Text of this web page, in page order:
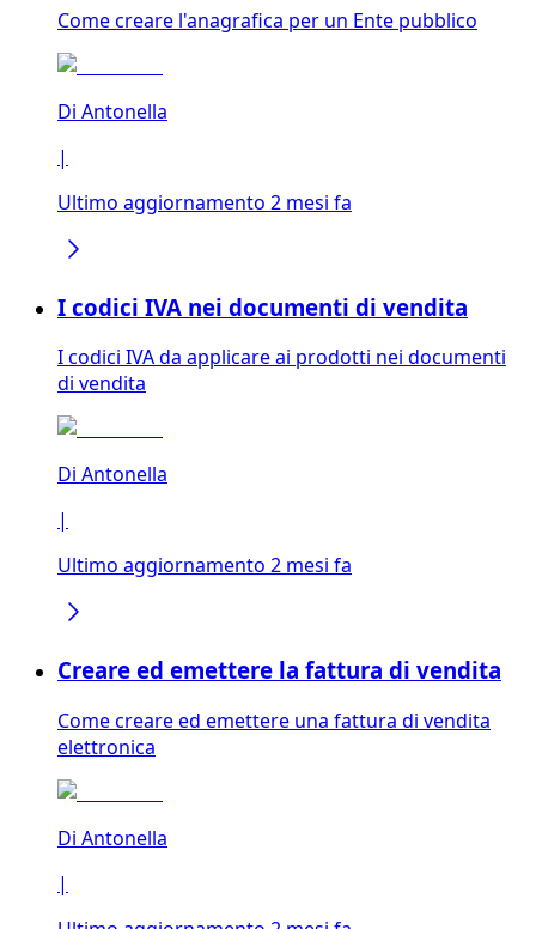
Come creare l'anagrafica per un Ente pubblico
Di Antonella
|
Ultimo aggiornamento 2 mesi fa
I codici IVA nei documenti di vendita
I codici IVA da applicare ai prodotti nei documenti
di vendita
Di Antonella
|
Ultimo aggiornamento 2 mesi fa
Creare ed emettere la fattura di vendita
Come creare ed emettere una fattura di vendita
elettronica
Di Antonella
|